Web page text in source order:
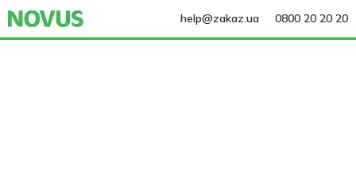
help@zakaz.ua 0800 20 20 20